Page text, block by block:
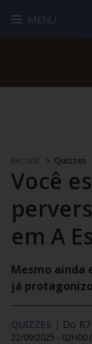
MENU
Record Quizzes
Você
em A
Mesmo ainda
já
QUIZZES | Do R7
22/09/2025 - 02H00